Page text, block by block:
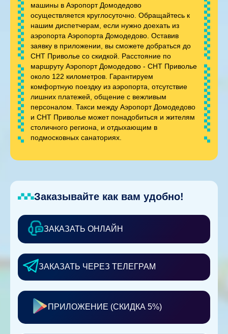
машины в Аэропорт Домодедово
осуществляется круглосуточно. Обращайтесь к
нашим диспетчерам, если нужно доехать из
аэропорта Аэропорта Домодедово. Оставив
заявку в приложении, вы сможете добраться до
СНТ Приволье со скидкой. Расстояние по
маршруту Аэропорт Домодедово - СНТ Приволье
около 122 километров. Гарантируем
комфортную поездку из аэропорта, отсутствие
лишних платежей, общение с вежливым
персоналом. Такси между Аэропорт Домодедово
и СНТ Приволье может понадобиться и жителям
столичного региона, и отдыхающим в
подмосковных санаториях.
Заказывайте как вам удобно!
ЗАКАЗАТЬ ОНЛАЙН
ЗАКАЗАТЬ ЧЕРЕЗ ТЕЛЕГРАМ
ПРИЛОЖЕНИЕ (СКИДКА 5%)